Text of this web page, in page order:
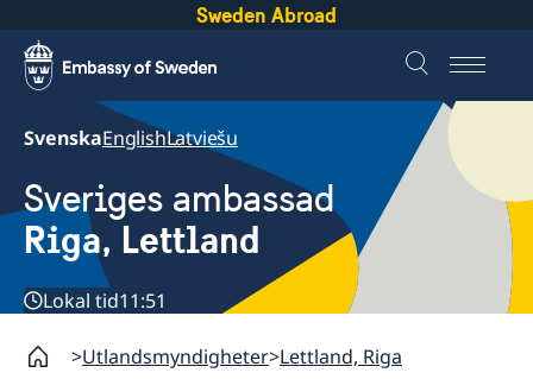
Sweden Abroad
SvenskaEnglishLatviešu
Sveriges ambassad
Riga, Lettland
Lokal tid11:51
Utlandsmyndigheter Lettland, Riga